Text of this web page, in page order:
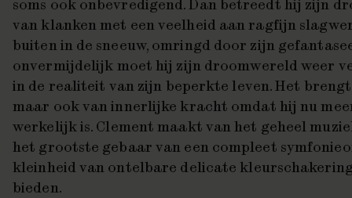
soms ook onbevredigend. Dan betreedt hij zijn
van klanken met een veelheid aan ragfijn
buiten in de sneeuw, omringd door zijn
onvermijdelijk moet hij zijn droomwereld weer
in de realiteit van zijn beperkte leven. Het
maar ook van innerlijke kracht omdat hij nu
werkelijk is. Clement maakt van het geheel
het grootste gebaar van een compleet
kleinheid van ontelbare delicate
bieden.